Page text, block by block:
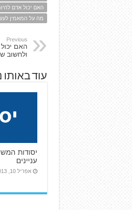
האם יכול אדם
מה על המאמין
Previous
האם
ולחשוב
עוד באותו
יסודות
עניינים
אפריל 10, 2013